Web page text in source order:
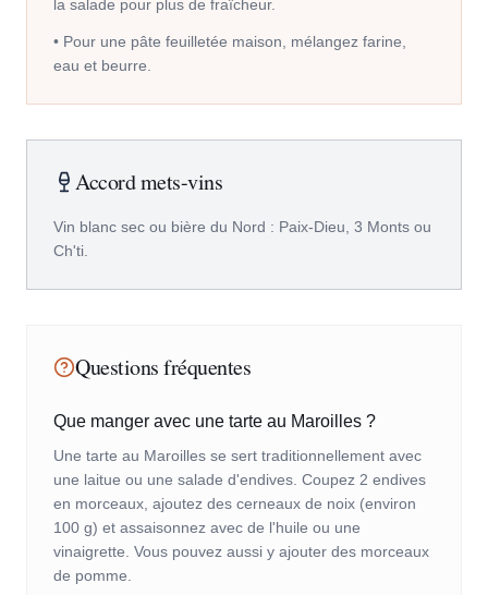
la salade pour plus de fraîcheur.
• Pour une pâte feuilletée maison, mélangez farine,
eau et beurre.
Accord mets-vins
Vin blanc sec ou bière du Nord : Paix-Dieu, 3 Monts ou
Ch'ti.
Questions fréquentes
Que manger avec une tarte au Maroilles ?
Une tarte au Maroilles se sert traditionnellement avec
une laitue ou une salade d'endives. Coupez 2 endives
en morceaux, ajoutez des cerneaux de noix (environ
100 g) et assaisonnez avec de l'huile ou une
vinaigrette. Vous pouvez aussi y ajouter des morceaux
de pomme.